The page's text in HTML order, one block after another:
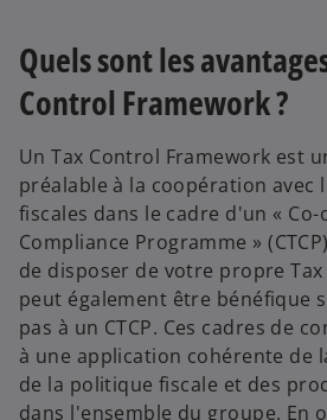
Quels sont les
Control Framework ?
Un Tax Control Framework est
préalable à la coopération avec
fiscales dans le cadre d'un «
Compliance Programme »
de disposer de votre propre
peut également être bénéfique
pas à un CTCP. Ces cadres de
à une application cohérente de
de la politique fiscale et des
dans l'ensemble du groupe. En